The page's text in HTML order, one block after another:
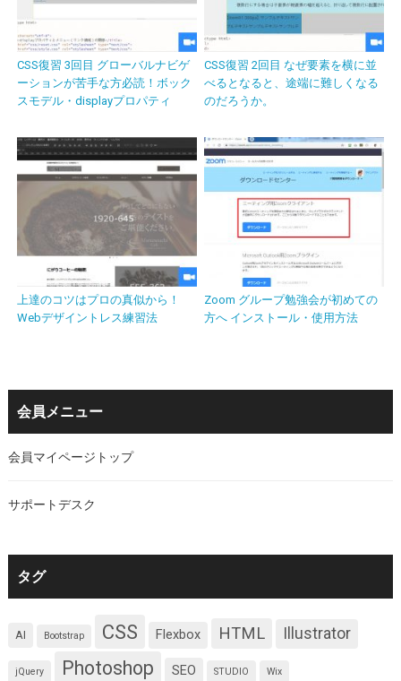
CSS復習 3回目 グローバルナビゲ
ーションが苦手な方必読！ボック
スモデル・displayプロパティ
CSS復習 2回目 なぜ要素を横に並
べるとなると、途端に難しくなる
のだろうか。
上達のコツはプロの真似から！
Webデザイントレス練習法
Zoom グループ勉強会が初めての
方へ インストール・使用方法
会員メニュー
会員マイページトップ
サポートデスク
タグ
AI Bootstrap CSS Flexbox HTML Illustrator
jQuery Photoshop SEO STUDIO Wix